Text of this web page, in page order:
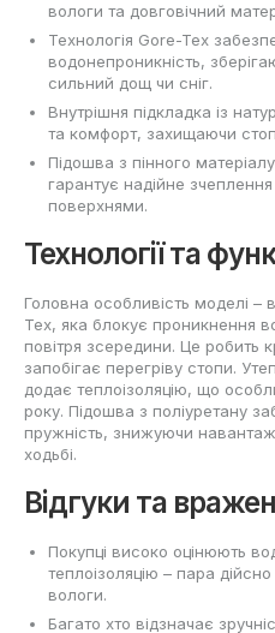
вологи та довговічний
Технологія Gore-Tex
водонепроникність,
сильний дощ чи сніг.
Внутрішня підкладка із
та комфорт, захищаючи
Підошва з пінного
гарантує надійне
поверхнями.
Технології та
Головна особливість моделі
Tex, яка блокує проникнення
повітря зсередини. Це робить
запобігає перегріву стопи.
додає теплоізоляцію, що
року. Підошва з поліуретану
пружність, знижуючи
ходьбі.
Відгуки та
Покупці високо оцінюють
теплоізоляцію – пара
вологи.
Багато хто відзначає